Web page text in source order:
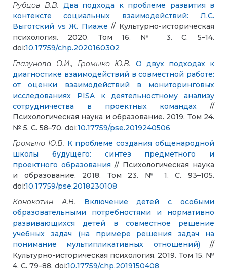
Рубцов В.В. Два подхода к проблеме развития в
контексте социальных взаимодействий: Л.С.
Выготский vs Ж. Пиаже // Культурно-историческая
психология. 2020. Том 16. № 3. С. 5–14.
doi:10.17759/chp.2020160302
Глазунова О.И., Громыко Ю.В.
О двух подходах к
диагностике взаимодействий в совместной работе:
от оценки взаимодействий в мониторинговых
исследованиях PISA к деятельностному анализу
сотрудничества в проектных командах //
Психологическая наука и образование. 2019. Том 24.
№ 5. С. 58–70. doi:10.17759/pse.2019240506
Громыко Ю.В. К проблеме создания общенародной
школы будущего: синтез предметного и
проектного образования // Психологическая наука
и образование. 2018. Том 23. № 1. С. 93–105.
doi:10.17759/pse.2018230108
Конокотин А.В.
Включение детей с особыми
образовательными потребностями и нормативно
развивающихся детей в совместное решение
учебных задач (на примере решения задач на
понимание мультипликативных отношений) //
Культурно-историческая психология. 2019. Том 15. №
4. С. 79–88. doi:10.17759/chp.2019150408